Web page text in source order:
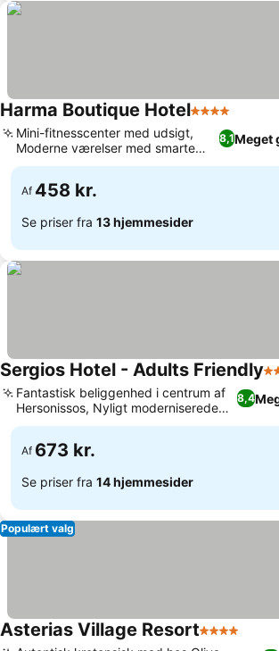
Harma Boutique Hotel4 Stjerner
8,1Meget
Mini-fitnesscenter med udsigt,
Moderne værelser med smarte
LED-tv'er
Af 458 kr.
Se priser fra 13 hjemmesider
Sergios Hotel - Adults Friendly4
8,4
Fantastisk beliggenhed i centrum af
Hersonissos, Nyligt moderniserede
faciliteter
Af 673 kr.
Se priser fra 14 hjemmesider
Populært valg
Asterias Village Resort4 Stjerner